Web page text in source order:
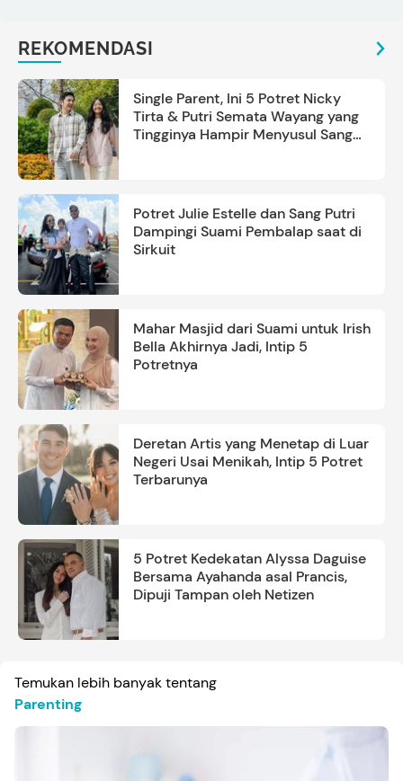
REKOMENDASI
Single Parent, Ini 5 Potret Nicky
Tirta & Putri Semata Wayang yang
Tingginya Hampir Menyusul Sang
Potret Julie Estelle dan Sang Putri
Dampingi Suami Pembalap saat di
Sirkuit
Mahar Masjid dari Suami untuk Irish
Bella Akhirnya Jadi, Intip 5
Potretnya
Deretan Artis yang Menetap di Luar
Negeri Usai Menikah, Intip 5 Potret
Terbarunya
5 Potret Kedekatan Alyssa Daguise
Bersama Ayahanda asal Prancis,
Dipuji Tampan oleh Netizen
Temukan lebih banyak tentang
Parenting